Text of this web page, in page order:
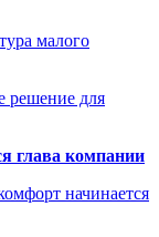
малого
решение для
глава компании
начинается